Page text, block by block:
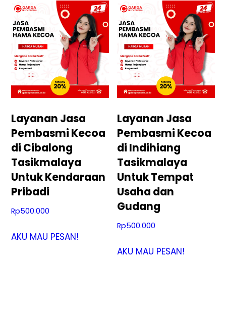
Layanan Jasa
Pembasmi Kecoa
di Cibalong
Tasikmalaya
Untuk Kendaraan
Pribadi
Rp500.000
AKU MAU PESAN!
Layanan Jasa
Pembasmi Kecoa
di Indihiang
Tasikmalaya
Untuk Tempat
Usaha dan
Gudang
Rp500.000
AKU MAU PESAN!